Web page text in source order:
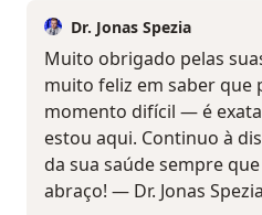
Dr. Jonas Spezia
Muito obrigado pelas
muito feliz em saber que
momento difícil — é
estou aqui. Continuo à
da sua saúde sempre
abraço! — Dr. Jonas